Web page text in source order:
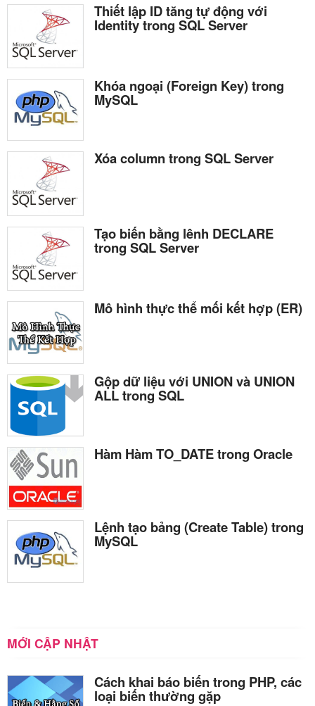
Thiết lập ID tăng tự động với
Identity trong SQL Server
Khóa ngoại (Foreign Key) trong
MySQL
Xóa column trong SQL Server
Tạo biến bằng lênh DECLARE
trong SQL Server
Mô hình thực thể mối kết hợp (ER)
Gộp dữ liệu với UNION và UNION
ALL trong SQL
Hàm Hàm TO_DATE trong Oracle
Lệnh tạo bảng (Create Table) trong
MySQL
MỚI CẬP NHẬT
Cách khai báo biến trong PHP, các
loại biến thường gặp